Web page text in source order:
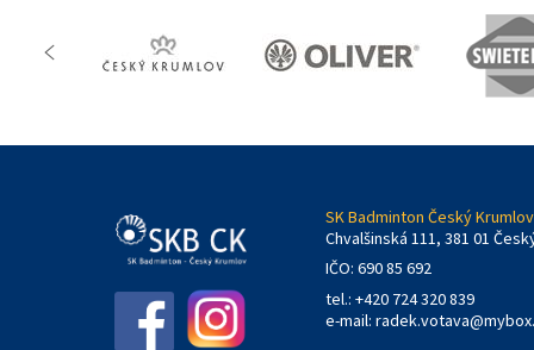
SK Badminton Český
Chvalšinská 111, 381 01
IČO: 690 85 692
tel.: +420 724 320 839
e-mail: